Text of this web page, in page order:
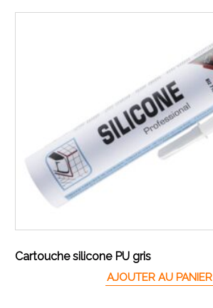
Cartouche silicone PU gris
AJOUTER AU PANIER